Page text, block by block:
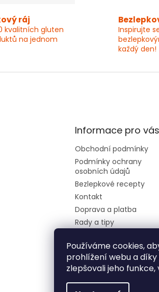
Používáme cookies,
prohlížení webu a
zlepšovali jeho
ráj
kvalitních gluten
na jednom
Inspirujte
každý den!
Informace pro vás
Obchodní podmínky
Podmínky ochrany
osobních údajů
Bezlepkové recepty
Kontakt
Doprava a platba
Rady a tipy
Dietní cestovní
restaurece